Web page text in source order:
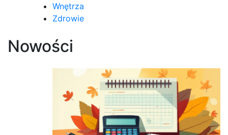
Wnętrza
Zdrowie
Nowości